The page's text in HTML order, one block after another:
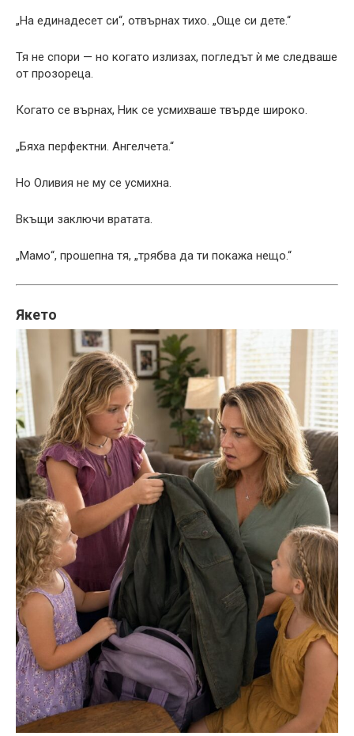
„На единадесет си“, отвърнах тихо. „Още си дете.“
Тя не спори — но когато излизах, погледът ѝ ме следваше
от прозореца.
Когато се върнах, Ник се усмихваше твърде широко.
„Бяха перфектни. Ангелчета.“
Но Оливия не му се усмихна.
Вкъщи заключи вратата.
„Мамо“, прошепна тя, „трябва да ти покажа нещо.“
Якето